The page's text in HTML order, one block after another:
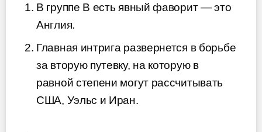
В группе B есть явный фаворит — это
Англия.
Главная интрига развернется в борьбе
за вторую путевку, на которую в
равной степени могут рассчитывать
США, Уэльс и Иран.